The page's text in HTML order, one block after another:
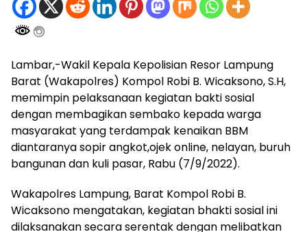
Lambar,-Wakil Kepala Kepolisian Resor Lampung
Barat (Wakapolres) Kompol Robi B. Wicaksono, S.H,
memimpin pelaksanaan kegiatan bakti sosial
dengan membagikan sembako kepada warga
masyarakat yang terdampak kenaikan BBM
diantaranya sopir angkot,ojek online, nelayan, buruh
bangunan dan kuli pasar, Rabu (7/9/2022).
Wakapolres Lampung, Barat Kompol Robi B.
Wicaksono mengatakan, kegiatan bhakti sosial ini
dilaksanakan secara serentak dengan melibatkan